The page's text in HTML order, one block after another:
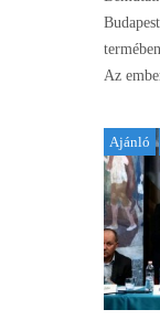
Az
Ajánló